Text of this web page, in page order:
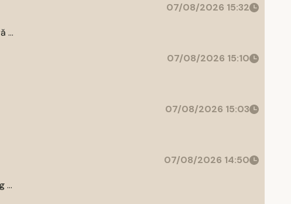
07/08/2026 15:32
...
07/08/2026 15:10
07/08/2026 15:03
07/08/2026 14:50
...